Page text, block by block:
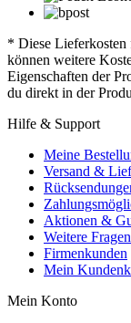
* Diese Lieferkosten
können weitere
Eigenschaften der
du direkt in der
Hilfe & Support
Meine
Versand &
Aktionen &
Weitere
Firmenkunden
Mein
Mein Konto